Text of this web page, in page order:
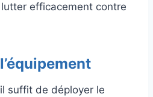
efficacement contre
suffit de déployer le